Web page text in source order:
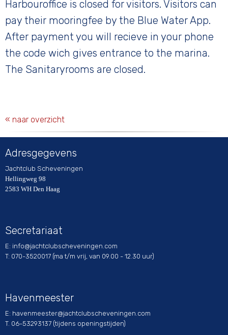
Harbouroffice is closed for visitors. Visitors can
pay their mooringfee by the Blue Water App.
After payment you will recieve in your phone
the code wich gives entrance to the marina.
The Sanitaryrooms are closed.
« naar overzicht
Adresgegevens
Jachtclub Scheveningen
Hellingweg 98
2583 WH Den Haag
Secretariaat
E: ofni@jachtclubscheveningen.com
T: 070-3520017 (ma t/m vrij, van 09.00 - 12.30 uur)
Havenmeester
E: retseemnevah@jachtclubscheveningen.com
T. 06-53293137 (tijdens openingstijden)